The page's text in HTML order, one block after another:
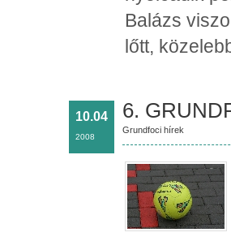
Balázs
lőtt,
10.04
2008
6.
Grundfoci hírek